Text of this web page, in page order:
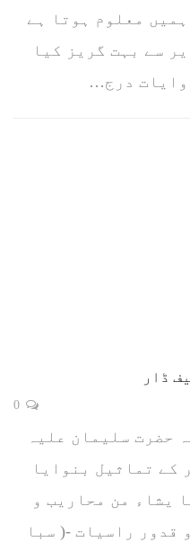
معلوم ہوتا ہے
سے بہت گریز کیا
درج…
ڈار
حضرت سلیمان علیہ
کے تماثیل بنوایا
یشاء من محاریب و
قدور راسیات -( سبا